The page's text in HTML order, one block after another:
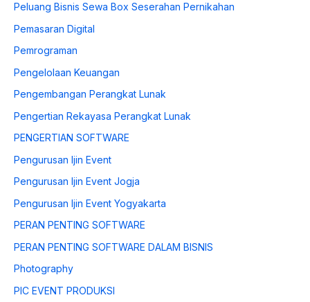
Peluang Bisnis Sewa Box Seserahan Pernikahan
Pemasaran Digital
Pemrograman
Pengelolaan Keuangan
Pengembangan Perangkat Lunak
Pengertian Rekayasa Perangkat Lunak
PENGERTIAN SOFTWARE
Pengurusan Ijin Event
Pengurusan Ijin Event Jogja
Pengurusan Ijin Event Yogyakarta
PERAN PENTING SOFTWARE
PERAN PENTING SOFTWARE DALAM BISNIS
Photography
PIC EVENT PRODUKSI